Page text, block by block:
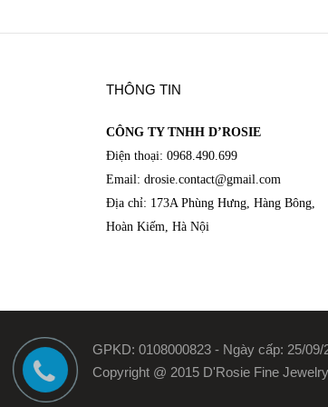
THÔNG TIN
CÔNG TY TNHH D’ROSIE
Điện thoại: 0968.490.699
Email: drosie.contact@gmail.com
Địa chỉ: 173A Phùng Hưng, Hàng Bông,
Hoàn Kiếm, Hà Nội
GPKD: 0108000823 - Ngày cấp: 25/
Copyright @ 2015 D'Rosie Fine